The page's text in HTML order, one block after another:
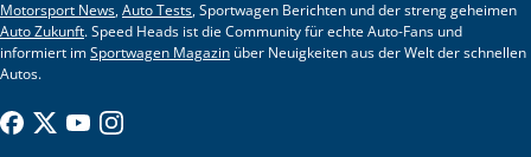
Motorsport News,Auto Tests, Sportwagen Berichten und der streng geheimen
Auto Zukunft. Speed Heads ist die Community für echte Auto-Fans und
informiert imSportwagen Magazin über Neuigkeiten aus der Welt der schnellen
Autos.